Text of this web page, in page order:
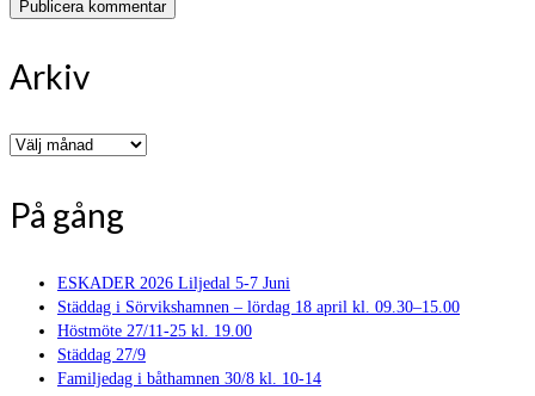
Arkiv
Arkiv
På gång
ESKADER 2026 Liljedal 5-7 Juni
Städdag i Sörvikshamnen – lördag 18 april kl. 09.30–15.00
Höstmöte 27/11-25 kl. 19.00
Städdag 27/9
Familjedag i båthamnen 30/8 kl. 10-14